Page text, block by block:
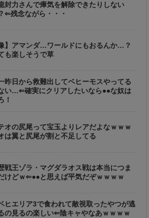
封力さんで瘴気を解除できたりしない
⇐残念ながら・・・
】アマンダ…ワールドにもおるんか…？
も楽しそうで草
昨日から救難出してベヒーモスやってる
い…⇐確実にクリアしたいなら●●な奴は
！
オの尻尾って宝玉よりレアだよなｗｗｗ
は翼と尻尾が割と不足してる
戦王ゾラ・マグダラオス戦は本当につま
けどｗ⇐●●と思えば平気だぞｗｗｗｗ
ヒエリア3で食われて敵視取ったやつが逃
の見るの楽しい⇐陰キャやなあｗｗｗｗ